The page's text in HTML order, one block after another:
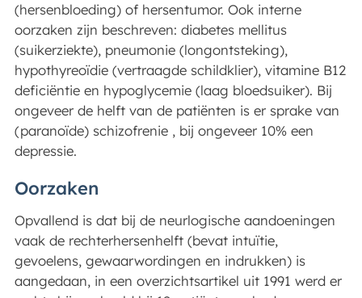
(hersenbloeding) of hersentumor. Ook interne
oorzaken zijn beschreven: diabetes mellitus
(suikerziekte), pneumonie (longontsteking),
hypothyreoïdie (vertraagde schildklier), vitamine B12
deficiëntie en hypoglycemie (laag bloedsuiker). Bij
ongeveer de helft van de patiënten is er sprake van
(paranoïde) schizofrenie , bij ongeveer 10% een
depressie.
Oorzaken
Opvallend is dat bij de neurlogische aandoeningen
vaak de rechterhersenhelft (bevat intuïtie,
gevoelens, gewaarwordingen en indrukken) is
aangedaan, in een overzichtsartikel uit 1991 werd er